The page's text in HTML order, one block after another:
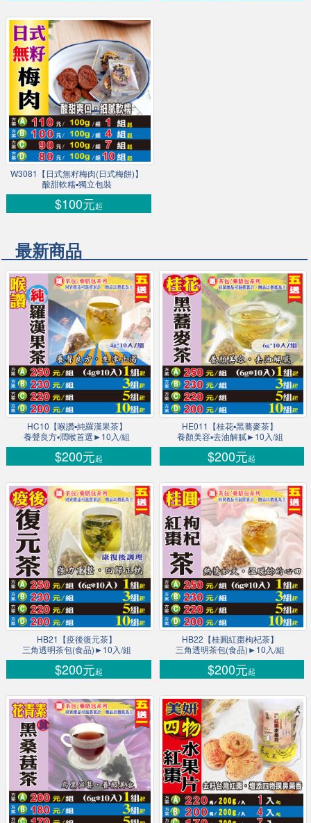
W3081【日式無籽梅肉(日式梅餅)】
酸甜軟糯▪獨立包裝
$100元起
最新商品
HC10【喉讚▪純羅漢果茶】
養聲良方▪潤喉首選►10入/組
$200元起
HE011【桂花▪黑蕎麥茶】
養顏美容▪去油解膩►10入/組
$200元起
HB21【疫後復元茶】
三角透明茶包(食品)►10入/組
$200元起
HB22【桂圓紅棗枸杞茶】
三角透明茶包(食品)►10入/組
$200元起